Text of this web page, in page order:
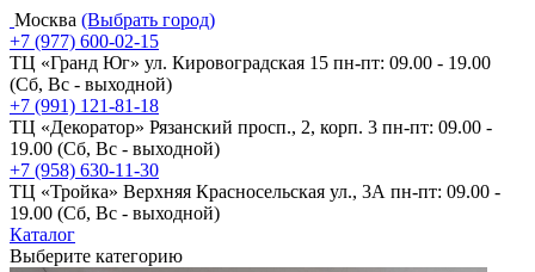
Москва (Выбрать город)
+7 (977) 600-02-15
ТЦ «Гранд Юг» ул. Кировоградская 15 пн-пт: 09.00 - 19.00
(Сб, Вс - выходной)
+7 (991) 121-81-18
ТЦ «Декоратор» Рязанский просп., 2, корп. 3 пн-пт: 09.00 -
19.00 (Сб, Вс - выходной)
+7 (958) 630-11-30
ТЦ «Тройка» Верхняя Красносельская ул., 3А пн-пт: 09.00 -
19.00 (Сб, Вс - выходной)
Каталог
Выберите категорию